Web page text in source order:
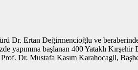
Dr. Ertan Değirmencioğlu ve
yapımına başlanan 400 Yataklı
Dr. Mustafa Kasım Karahocagil,